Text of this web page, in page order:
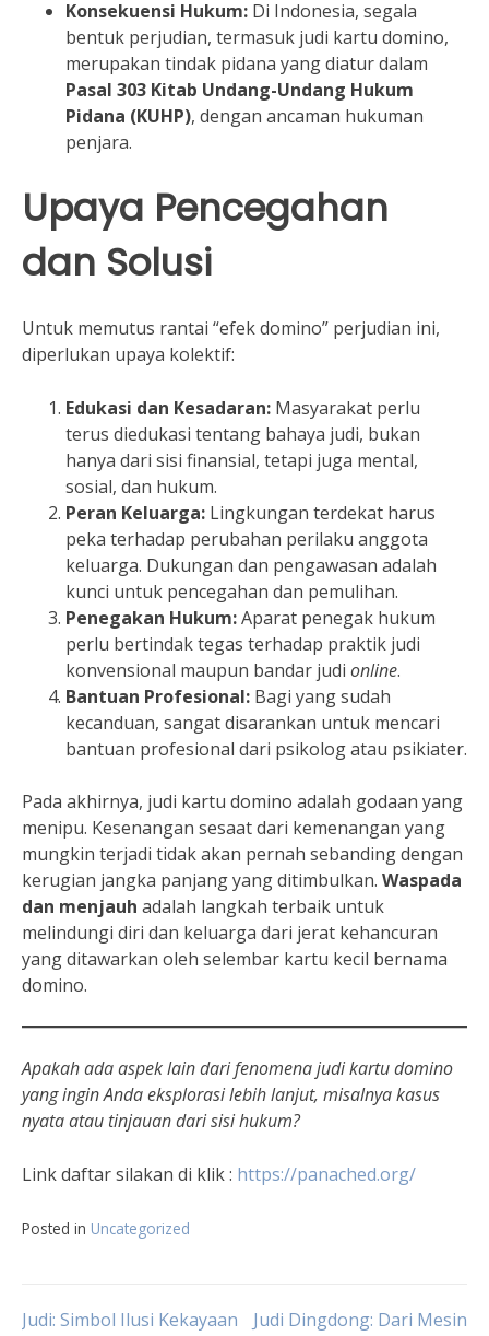
Konsekuensi Hukum: Di Indonesia, segala
bentuk perjudian, termasuk judi kartu domino,
merupakan tindak pidana yang diatur dalam
Pasal 303 Kitab Undang-Undang Hukum
Pidana (KUHP), dengan ancaman hukuman
penjara.
Upaya Pencegahan
dan Solusi
Untuk memutus rantai “efek domino” perjudian ini,
diperlukan upaya kolektif:
Edukasi dan Kesadaran: Masyarakat perlu
terus diedukasi tentang bahaya judi, bukan
hanya dari sisi finansial, tetapi juga mental,
sosial, dan hukum.
Peran Keluarga: Lingkungan terdekat harus
peka terhadap perubahan perilaku anggota
keluarga. Dukungan dan pengawasan adalah
kunci untuk pencegahan dan pemulihan.
Penegakan Hukum:Aparat penegak hukum
perlu bertindak tegas terhadap praktik judi
konvensional maupun bandar judi online.
Bantuan Profesional: Bagi yang sudah
kecanduan, sangat disarankan untuk mencari
bantuan profesional dari psikolog atau psikiater.
Pada akhirnya, judi kartu domino adalah godaan yang
menipu. Kesenangan sesaat dari kemenangan yang
mungkin terjadi tidak akan pernah sebanding dengan
kerugian jangka panjang yang ditimbulkan. Waspada
dan menjauh adalah langkah terbaik untuk
melindungi diri dan keluarga dari jerat kehancuran
yang ditawarkan oleh selembar kartu kecil bernama
domino.
Apakah ada aspek lain dari fenomena judi kartu domino
yang ingin Anda eksplorasi lebih lanjut, misalnya kasus
nyata atau tinjauan dari sisi hukum?
Link daftar silakan di klik : https://panached.org/
Posted in Uncategorized
Judi: Simbol Ilusi Kekayaan
Judi Dingdong: Dari Mesin